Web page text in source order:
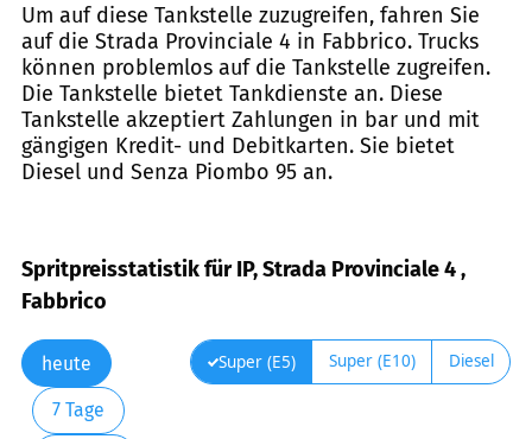
Um auf diese Tankstelle zuzugreifen, fahren Sie
auf die Strada Provinciale 4 in Fabbrico. Trucks
können problemlos auf die Tankstelle zugreifen.
Die Tankstelle bietet Tankdienste an. Diese
Tankstelle akzeptiert Zahlungen in bar und mit
gängigen Kredit- und Debitkarten. Sie bietet
Diesel und Senza Piombo 95 an.
Spritpreisstatistik für IP, Strada Provinciale 4 ,
Fabbrico
heute
7 Tage
Super (E5) Super (E10) Diesel